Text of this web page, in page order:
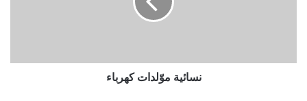
نسائية موّلدات كهرباء